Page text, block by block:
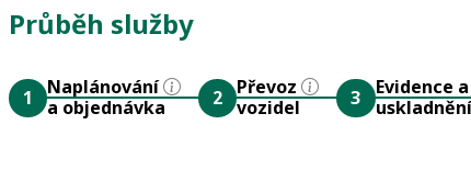
Průběh služby
1
Naplánování
a objednávka
2
Převoz
vozidel
3
Evidence a
uskladnění